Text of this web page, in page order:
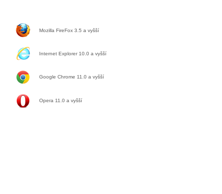
Mozilla FireFox 3.5 a vyšší
Internet Explorer 10.0 a vyšší
Google Chrome 11.0 a vyšší
Opera 11.0 a vyšší